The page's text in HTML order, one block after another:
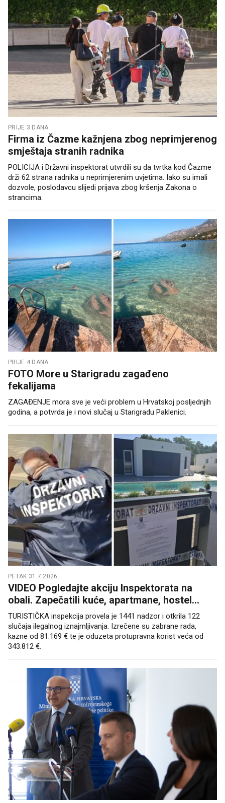
PRIJE 3 DANA
Firma iz Čazme kažnjena zbog neprimjerenog
smještaja stranih radnika
POLICIJA i Državni inspektorat utvrdili su da tvrtka kod Čazme
drži 62 strana radnika u neprimjerenim uvjetima. Iako su imali
dozvole, poslodavcu slijedi prijava zbog kršenja Zakona o
strancima.
PRIJE 4 DANA
FOTO More u Starigradu zagađeno
fekalijama
ZAGAĐENJE mora sve je veći problem u Hrvatskoj posljednjih
godina, a potvrda je i novi slučaj u Starigradu Paklenici.
PETAK 31.7.2026.
VIDEO Pogledajte akciju Inspektorata na
obali. Zapečatili kuće, apartmane, hostel...
TURISTIČKA inspekcija provela je 1441 nadzor i otkrila 122
slučaja ilegalnog iznajmljivanja. Izrečene su zabrane rada,
kazne od 81.169 € te je oduzeta protupravna korist veća od
343.812 €.